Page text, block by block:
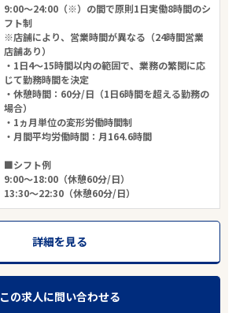
9:00～24:00（※）の間で原則1日実働8時間のシ
フト制
※店舗により、営業時間が異なる（24時間営業
店舗あり）
・1日4～15時間以内の範囲で、業務の繁閑に応
じて勤務時間を決定
・休憩時間：60分/日（1日6時間を超える勤務の
場合）
・1ヵ月単位の変形労働時間制
・月間平均労働時間：月164.6時間
■シフト例
9:00～18:00（休憩60分/日）
13:30～22:30（休憩60分/日）
詳細を見る
この求人に問い合わせる